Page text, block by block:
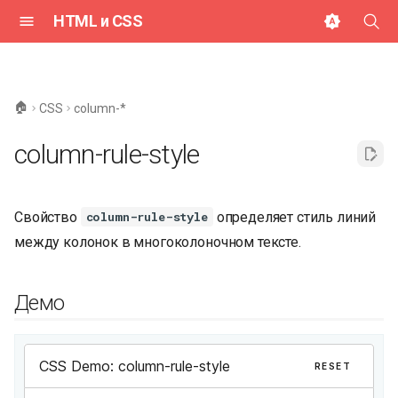
HTML и CSS
ц
а
л
з
🏠 CSS column-*
column-rule-style
Свойство column-rule-style определяет стиль линий
между колонок в многоколоночном тексте.
Демо